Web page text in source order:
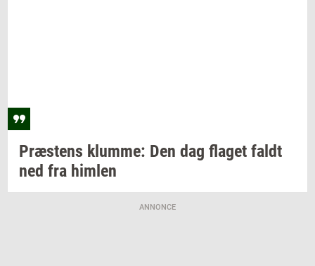
Præ­stens klum­me: Den dag fla­get faldt
ned fra him­len
ANNONCE